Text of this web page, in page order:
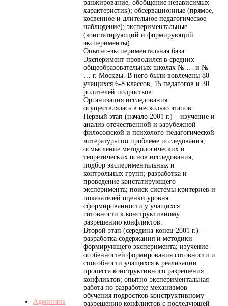
Админчик
ранжирование, обобщение независимых
характеристик); обсервационные (прямое,
косвенное и длительное педагогическое
наблюдение); экспериментальные
(констатирующий и формирующий
эксперименты).
Опытно-экспериментальная база.
Эксперимент проводился в средних
общеобразовательных школах № … и №
… г. Москвы. В него были вовлечены 80
учащихся 6-8 классов, 15 педагогов и 30
родителей подростков.
Организация исследования
осуществлялась в несколько этапов.
Первый этап (начало 2001 г.) – изучение и
анализ отечественной и зарубежной
философской и психолого-педагогической
литературы по проблеме исследования;
осмысление методологических и
теоретических основ исследования;
подбор экспериментальных и
контрольных групп; разработка и
проведение констатирующего
эксперимента; поиск системы критериев и
показателей оценки уровня
сформированности у учащихся
готовности к конструктивному
разрешению конфликтов.
Второй этап (середина-конец 2001 г.) –
разработка содержания и методики
формирующего эксперимента; изучение
особенностей формирования готовности и
способности учащихся к реализации
процесса конструктивного разрешения
конфликтов; опытно-экспериментальная
работа по разработке механизмов
обучения подростков конструктивному
разрешению конфликтов с последующей